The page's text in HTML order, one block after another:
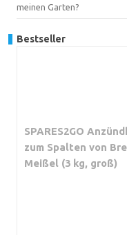
meinen Garten?
Bestseller
SPARES2GO
zum Spalten von
Meißel (3 kg, groß)